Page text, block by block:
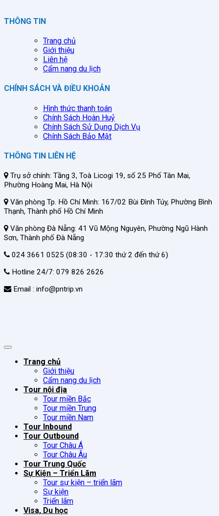
THÔNG TIN
Trang chủ
Giới thiệu
Liên hệ
Cẩm nang du lịch
CHÍNH SÁCH VÀ ĐIỀU KHOẢN
Hình thức thanh toán
Chính Sách Hoàn Huỷ
Chính Sách Sử Dụng Dịch Vụ
Chính Sách Bảo Mật
THÔNG TIN LIÊN HỆ
Trụ sở chính: Tầng 3, Toà Licogi 19, số 25 Phố Tân Mai,
Phường Hoàng Mai, Hà Nội
Văn phòng Tp. Hồ Chí Minh: 167/02 Bùi Đình Túy, Phường Bình
Thạnh, Thành phố Hồ Chí Minh
Văn phòng Đà Nẵng: 41 Vũ Mộng Nguyên, Phường Ngũ Hành
Sơn, Thành phố Đà Nẵng
024 3661 0525 (08:30 - 17:30 thứ 2 đến thứ 6)
Hotline 24/7: 079 826 2626
Email : info@pntrip.vn
Trang chủ
Giới thiệu
Cẩm nang du lịch
Tour nội địa
Tour miền Bắc
Tour miền Trung
Tour miền Nam
Tour Inbound
Tour Outbound
Tour Châu Á
Tour Châu Âu
Tour Trung Quốc
Sự Kiện – Triển Lãm
Tour sự kiện – triển lãm
Sự kiện
Triển lãm
Visa, Du học